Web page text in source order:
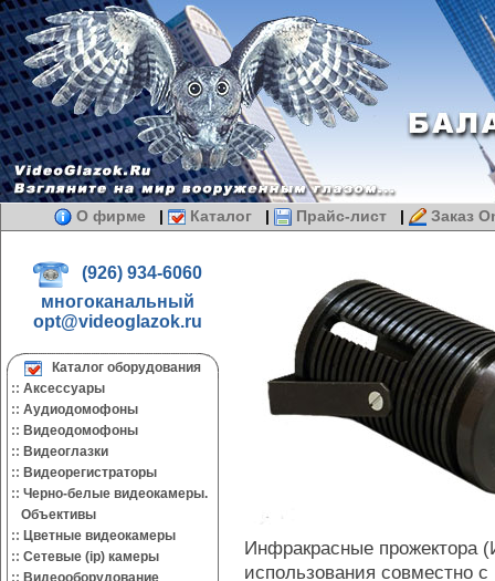
О фирме | Каталог | Прайс-лист | Заказ
(926) 934-6060
многоканальный
opt@videoglazok.ru
Каталог оборудования
:: Аксессуары
:: Аудиодомофоны
:: Видеодомофоны
:: Видеоглазки
:: Видеорегистраторы
:: Черно-белые видеокамеры.
Объективы
:: Цветные видеокамеры
:: Сетевые (ip) камеры
:: Видеооборудование
Инфракрасные прожектора
использования совместно